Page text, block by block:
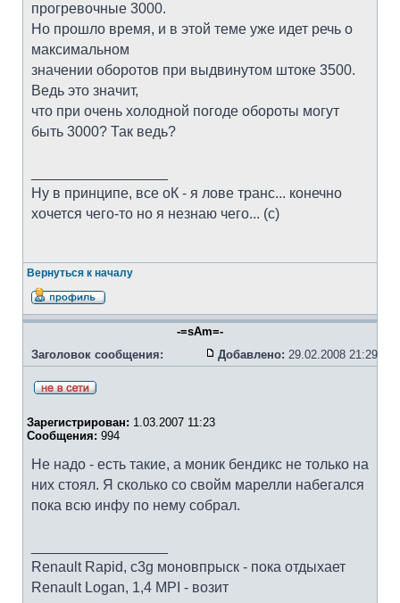
прогревочные 3000.
Но прошло время, и в этой теме уже идет речь о
максимальном
значении оборотов при выдвинутом штоке 3500.
Ведь это значит,
что при очень холодной погоде обороты могут
быть 3000? Так ведь?
Ну в принципе, все оК - я лове транс... конечно
хочется чего-то но я незнаю чего... (с)
Вернуться к началу
-=sAm=-
Заголовок сообщения:
Добавлено: 29.02.2008 21:29
Зарегистрирован: 1.03.2007 11:23
Сообщения: 994
Не надо - есть такие, а моник бендикс не только на
них стоял. Я сколько со свойм марелли набегался
пока всю инфу по нему собрал.
Renault Rapid, c3g моновпрыск - пока отдыхает
Renault Logan, 1,4 MPI - возит